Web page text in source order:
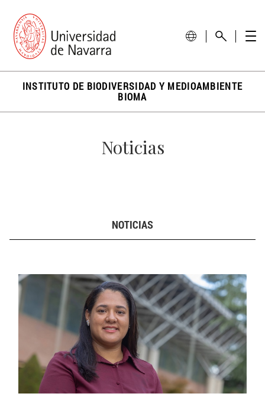
INSTITUTO DE BIODIVERSIDAD Y MEDIOAMBIENTE
BIOMA
Noticias
NOTICIAS